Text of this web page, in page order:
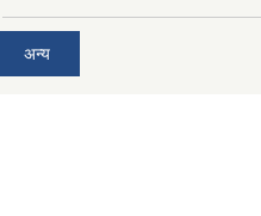
अन्य